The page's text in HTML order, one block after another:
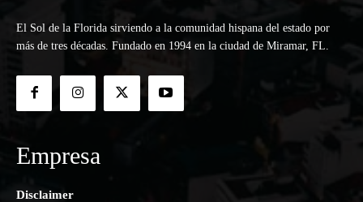
El Sol de la Florida sirviendo a la comunidad hispana del estado por
más de tres décadas. Fundado en 1994 en la ciudad de Miramar, FL.
Empresa
Disclaimer